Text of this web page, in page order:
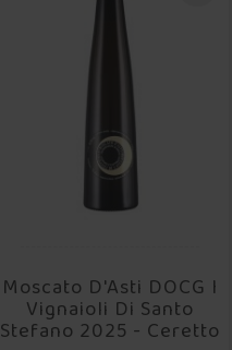
Moscato D'Asti DOCG I
Vignaioli Di Santo
Stefano 2025 - Ceretto